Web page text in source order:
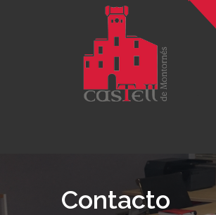
Contacto